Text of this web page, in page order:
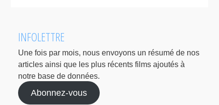
INFOLETTRE
Une fois par mois, nous envoyons un résumé de nos
articles ainsi que les plus récents films ajoutés à
notre base de données.
Abonnez-vous